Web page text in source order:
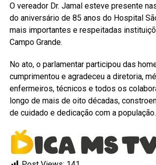
O vereador Dr. Jamal esteve presente
do aniversário de 85 anos do Hospital
mais importantes e respeitadas
Campo Grande.
No ato, o parlamentar participou das
cumprimentou e agradeceu a diretoria,
enfermeiros, técnicos e todos os
longo de mais de oito décadas,
de cuidado e dedicação com a população.